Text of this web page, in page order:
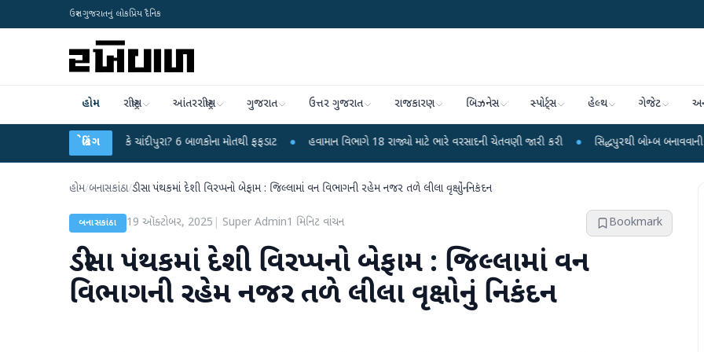
ઉત્તર ગુજરાતનું લોકપ્રિય દૈનિક
હોમ રાષ્ટ્રીય આંતરરાષ્ટ્રીય ગુજરાત ઉત્તર ગુજરાત રાજકારણ બિઝનેસ સ્પોર્ટ્સ હેલ્થ ગેજેટ
બ્રેકિંગ
વાયરસ કે ચાંદીપુરા? 6 બાળકોના મોતથી ફફડાટ ● હવામાન વિભાગે 18 રાજ્યો માટે ભારે વરસાદની ચેતવણી જારી કરી ● સિદ્ધપુરથી બોમ્બ બનાવવાની સામગ્રી
હોમ/બનાસકાંઠા/ડીસા પંથકમાં દેશી વિરપ્પનો બેફામ : જિલ્લામાં વન વિભાગની રહેમ નજર તળે લીલા વૃક્ષોનું નિકંદન
બનાસકાંઠા 19 ઑક્ટોબર, 2025 Super Admin1 મિનિટ વાંચન Bookmark
ડીસા પંથકમાં દેશી વિરપ્પનો બેફામ : જિલ્લામાં વન
વિભાગની રહેમ નજર તળે લીલા વૃક્ષોનું નિકંદન